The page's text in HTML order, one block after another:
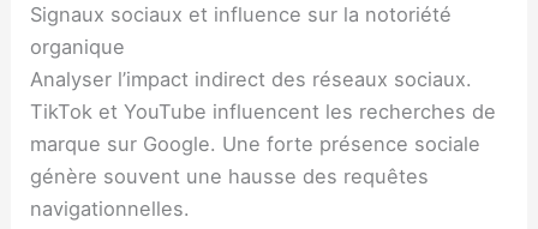
Signaux sociaux et influence sur la notoriété
organique
Analyser l’impact indirect des réseaux sociaux.
TikTok et YouTube influencent les recherches de
marque sur Google. Une forte présence sociale
génère souvent une hausse des requêtes
navigationnelles.